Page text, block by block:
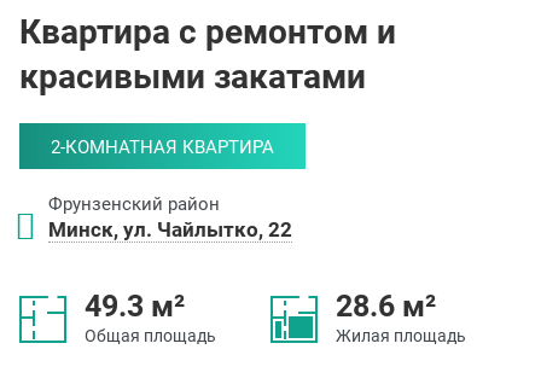
Квартира с ремонтом и
красивыми закатами
2-КОМНАТНАЯ КВАРТИРА
Фрунзенский район
Минск, ул. Чайлытко, 22
49.3 м²
Общая площадь
28.6 м²
Жилая площадь